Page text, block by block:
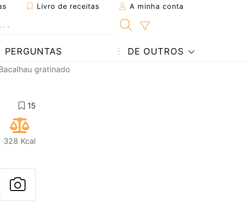
Livro de receitas A minha conta
PERGUNTAS DE OUTROS
gratinado
328 Kcal
a um amigo
esta página
com o autor da receita
Fez esta receita? Compartilhe